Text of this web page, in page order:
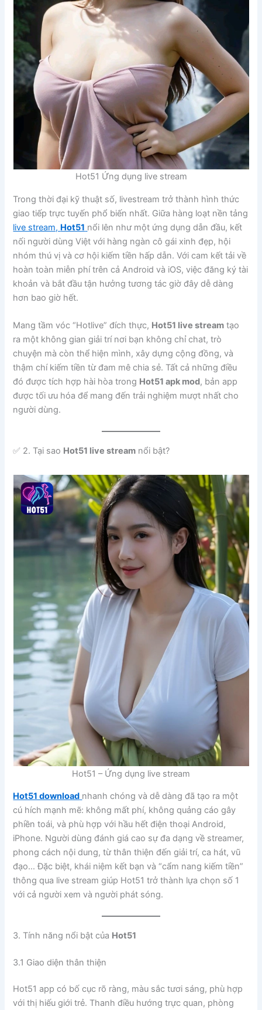
Hot51 Ứng dụng live stream
Trong thời đại kỹ thuật số, livestream trở thành hình thức
giao tiếp trực tuyến phổ biến nhất. Giữa hàng loạt nền tảng
live stream, Hot51 nổi lên như một ứng dụng dẫn đầu, kết
nối người dùng Việt với hàng ngàn cô gái xinh đẹp, hội
nhóm thú vị và cơ hội kiếm tiền hấp dẫn. Với cam kết tải về
hoàn toàn miễn phí trên cả Android và iOS, việc đăng ký tài
khoản và bắt đầu tận hưởng tương tác giờ đây dễ dàng
hơn bao giờ hết.
Mang tầm vóc “Hotlive” đích thực, Hot51 live stream tạo
ra một không gian giải trí nơi bạn không chỉ chat, trò
chuyện mà còn thể hiện mình, xây dựng cộng đồng, và
thậm chí kiếm tiền từ đam mê chia sẻ. Tất cả những điều
đó được tích hợp hài hòa trong Hot51 apk mod, bản app
được tối ưu hóa để mang đến trải nghiệm mượt nhất cho
người dùng.
✅ 2. Tại sao Hot51 live stream nổi bật?
Hot51 – Ứng dụng live stream
Hot51 download nhanh chóng và dễ dàng đã tạo ra một
cú hích mạnh mẽ: không mất phí, không quảng cáo gây
phiền toái, và phù hợp với hầu hết điện thoại Android,
iPhone. Người dùng đánh giá cao sự đa dạng về streamer,
phong cách nội dung, từ thân thiện đến giải trí, ca hát, vũ
đạo… Đặc biệt, khái niệm kết bạn và “cẩm nang kiếm tiền”
thông qua live stream giúp Hot51 trở thành lựa chọn số 1
với cả người xem và người phát sóng.
3. Tính năng nổi bật của Hot51
3.1 Giao diện thân thiện
Hot51 app có bố cục rõ ràng, màu sắc tươi sáng, phù hợp
với thị hiếu giới trẻ. Thanh điều hướng trực quan, phòng